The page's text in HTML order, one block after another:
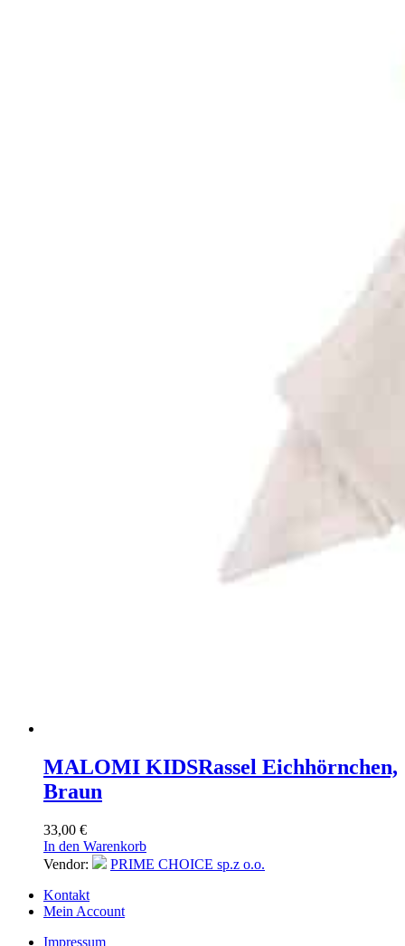
MALOMI KIDSRassel Eichhörnchen,
Braun
33,00 €
In den Warenkorb
Vendor:
PRIME CHOICE sp.z o.o.
Kontakt
Mein Account
Impressum